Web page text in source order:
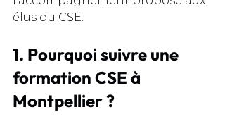
élus du CSE.
1. Pourquoi suivre une
formation CSE à
Montpellier ?